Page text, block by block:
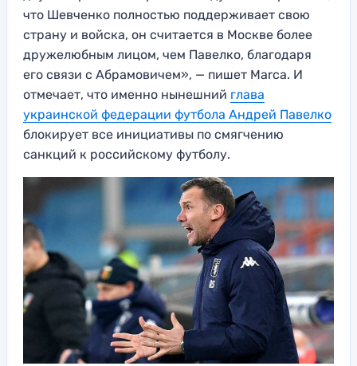
что Шевченко полностью поддерживает свою
страну и войска, он считается в Москве более
дружелюбным лицом, чем Павелко, благодаря
его связи с Абрамовичем», — пишет Marca. И
отмечает, что именно нынешний глава
украинской федерации футбола Андрей Павелко
блокирует все инициативы по смягчению
санкций к российскому футболу.